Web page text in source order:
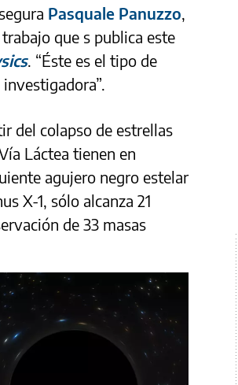
Pasquale Panuzzo,
que s publica este
. “Éste es el tipo de
del colapso de estrellas
Láctea tienen en
agujero negro estelar
X-1, sólo alcanza 21
de 33 masas